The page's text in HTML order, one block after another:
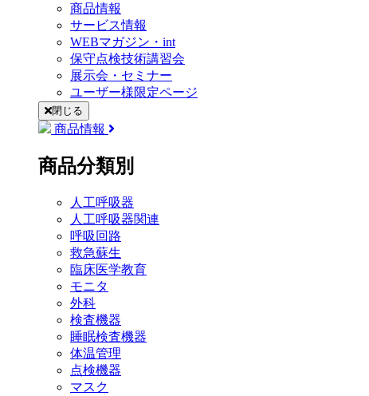
商品情報
サービス情報
WEBマガジン・int
保守点検技術講習会
展示会・セミナー
ユーザー様限定ページ
閉じる
商品情報
商品分類別
人工呼吸器
人工呼吸器関連
呼吸回路
救急蘇生
臨床医学教育
モニタ
外科
検査機器
睡眠検査機器
体温管理
点検機器
マスク